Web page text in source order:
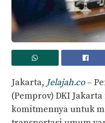
Jakarta, Jelajah.co–
(Pemprov) DKI
komitmennya untuk